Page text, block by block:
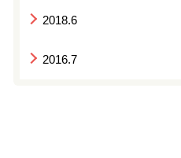
2018.6
2016.7